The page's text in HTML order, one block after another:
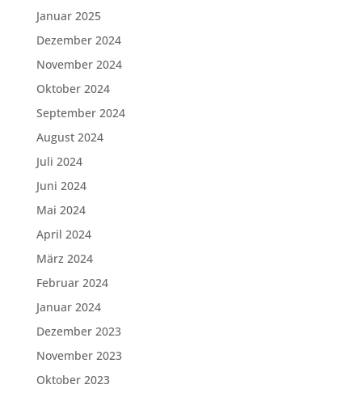
Januar 2025
Dezember 2024
November 2024
Oktober 2024
September 2024
August 2024
Juli 2024
Juni 2024
Mai 2024
April 2024
März 2024
Februar 2024
Januar 2024
Dezember 2023
November 2023
Oktober 2023